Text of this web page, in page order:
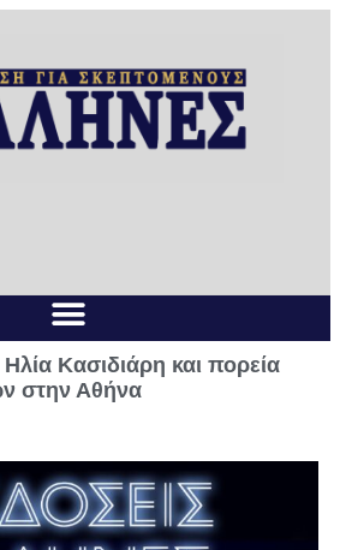
Ηλία Κασιδιάρη και πορεία
στην Αθήνα